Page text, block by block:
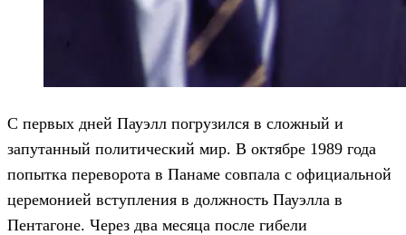
С первых дней Пауэлл погрузился в сложный и
запутанный политический мир. В октябре 1989 года
попытка переворота в Панаме совпала с официальной
церемонией вступления в должность Пауэлла в
Пентагоне. Через два месяца после гибели